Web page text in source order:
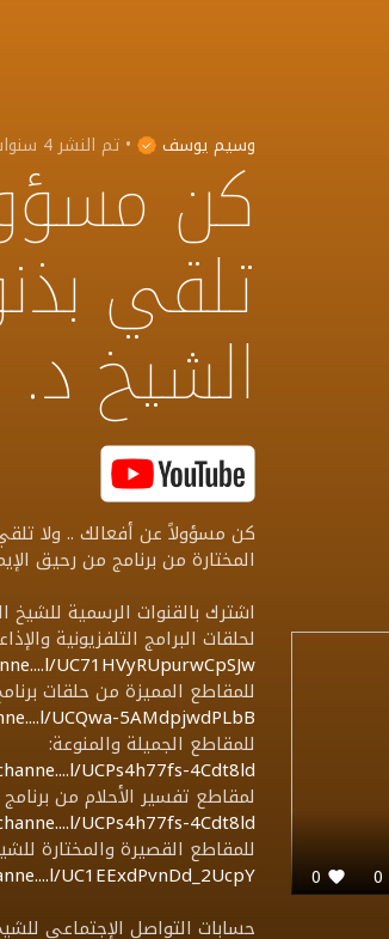
وسيم يوسف • تم النشر4 سنوات مضت كن
تلقي
الشيخ
كن مسؤولاً عن أفعالك .. ولا
المختارة من برنامج من رحيق
اشترك بالقنوات الرسمية
لحلقات البرامج التلفزيونية
UC71HVyRUpurwCpSJw
للمقاطع المميزة من حلقات
UCQwa-5AMdpjwdPLbB
للمقاطع الجميلة والمنوعة:
UCPs4h77fs-4Cdt8ld
لمقاطع تفسير الأحلام من
UCPs4h77fs-4Cdt8ld
للمقاطع القصيرة والمختارة
UC1EExdPvnDd_2UcpY
حسابات التواصل الإجتماعي